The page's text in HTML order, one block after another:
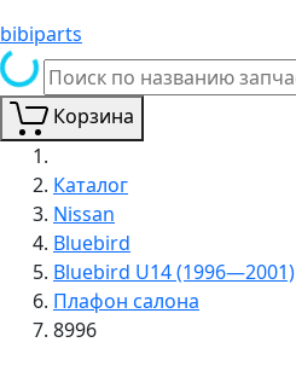
bibiparts
Корзина
Каталог
Nissan
Bluebird
Bluebird U14 (1996—2001)
Плафон салона
8996